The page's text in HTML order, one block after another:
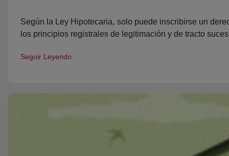
Según la Ley Hipotecaria, solo puede inscribirse un
los principios registrales de legitimación y de tracto
Seguir Leyendo